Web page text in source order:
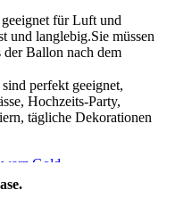
für Luft und
und langlebig.Sie müssen
der Ballon nach dem
perfekt geeignet,
Hochzeits-Party,
tägliche Dekorationen